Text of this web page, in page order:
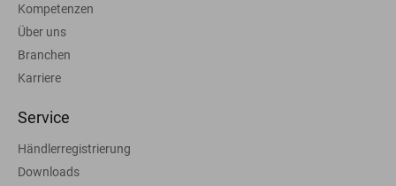
Kompetenzen
Über uns
Branchen
Karriere
Service
Händlerregistrierung
Downloads